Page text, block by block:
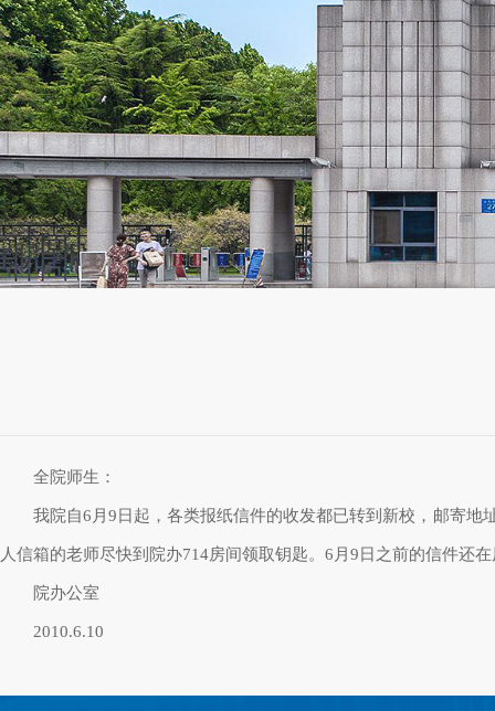
全院师生：
我院自6月9日起，各类报纸信件的收发都已转到新校，邮寄
人信箱的老师尽快到院办714房间领取钥匙。6月9日之前的信件还
院办公室
2010.6.10